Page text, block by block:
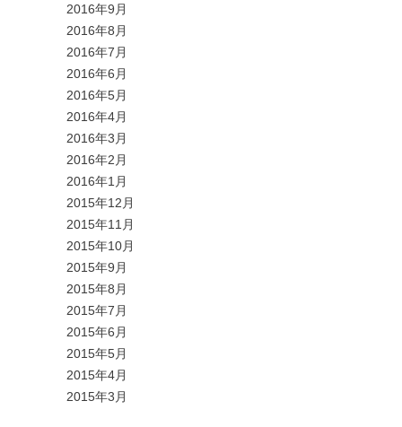
2016年9月
2016年8月
2016年7月
2016年6月
2016年5月
2016年4月
2016年3月
2016年2月
2016年1月
2015年12月
2015年11月
2015年10月
2015年9月
2015年8月
2015年7月
2015年6月
2015年5月
2015年4月
2015年3月